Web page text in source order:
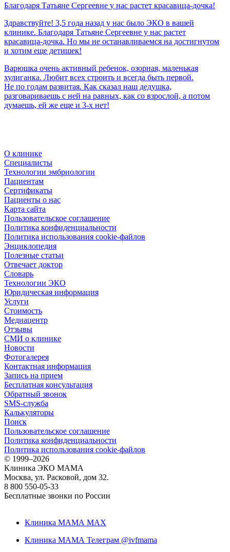
Благодаря Татьяне Сергеевне у нас растет красавица-дочка!
Здравствуйте! 3,5 года назад у нас было ЭКО в вашей
клинике. Благодаря Татьяне Сергеевне у нас растет
красавица-дочка. Но мы не останавливаемся на достигнутом
и хотим еще детишек!
Варюшка очень активный ребенок, озорная, маленькая
хулиганка. Любит всех строить и всегда быть первой.
Не по годам развитая. Как сказал наш дедушка,
разговариваешь с ней на равных, как со взрослой, а потом
думаешь, ей же еще и 3-х нет!
О клинике
Специалисты
Технологии эмбриологии
Пациентам
Сертификаты
Пациенты о нас
Карта сайта
Пользовательское соглашение
Политика конфиденциальности
Политика использования cookie-файлов
Энциклопедия
Полезные статьи
Отвечает доктор
Словарь
Технологии ЭКО
Юридическая информация
Услуги
Стоимость
Медиацентр
Отзывы
СМИ о клинике
Новости
Фотогалерея
Контактная информация
Запись на прием
Бесплатная консультация
Обратный звонок
SMS-служба
Калькуляторы
Поиск
Пользовательское соглашение
Политика конфиденциальности
Политика использования cookie-файлов
© 1999–2026
Клиника ЭКО МАМА
Москва, ул. Расковой, дом 32.
8 800 550-05-33
Бесплатные звонки по России
Клиника МАМА MAX
Клиника МАМА Телеграм @ivfmama